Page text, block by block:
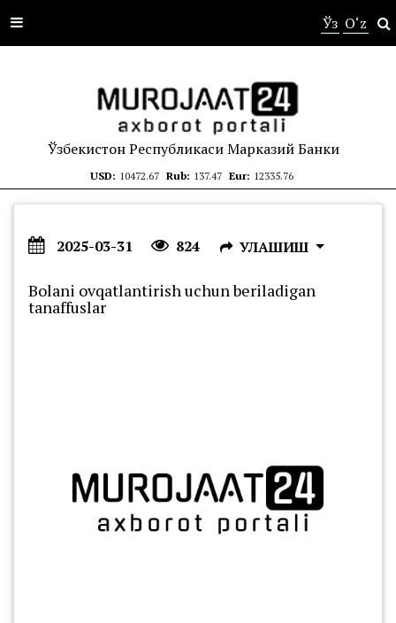
Ўз O‘z
Ўзбекистон Республикаси Марказий Банки
USD: 10472.67 Rub: 137.47 Eur: 12335.76
2025-03-31 824 УЛАШИШ
Bolani ovqatlantirish uchun beriladigan
tanaffuslar